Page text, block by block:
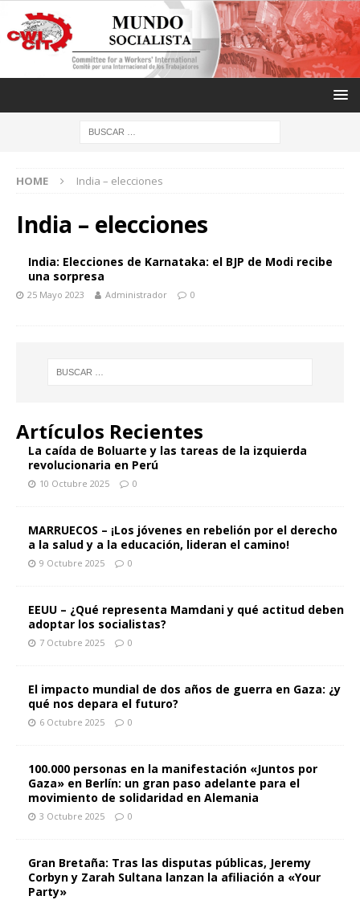
HOME India – elecciones
India – elecciones
India: Elecciones de Karnataka: el BJP de Modi recibe
una sorpresa
25 Mayo 2023 Administrador 0
Artículos Recientes
La caída de Boluarte y las tareas de la izquierda
revolucionaria en Perú
10 Octubre 2025 0
MARRUECOS – ¡Los jóvenes en rebelión por el derecho
a la salud y a la educación, lideran el camino!
9 Octubre 2025 0
EEUU – ¿Qué representa Mamdani y qué actitud deben
adoptar los socialistas?
7 Octubre 2025 0
El impacto mundial de dos años de guerra en Gaza: ¿y
qué nos depara el futuro?
6 Octubre 2025 0
100.000 personas en la manifestación «Juntos por
Gaza» en Berlín: un gran paso adelante para el
movimiento de solidaridad en Alemania
3 Octubre 2025 0
Gran Bretaña: Tras las disputas públicas, Jeremy
Corbyn y Zarah Sultana lanzan la afiliación a «Your
Party»